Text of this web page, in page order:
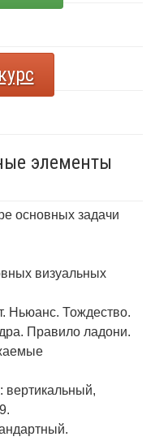
элементы
основных задачи
визуальных
Ньюанс. Тождество.
Правило ладони.
вертикальный,